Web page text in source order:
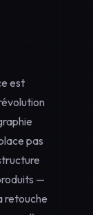
est
pas
—
retouche